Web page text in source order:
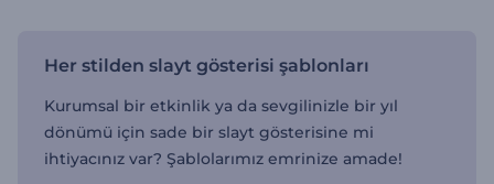
Her stilden slayt gösterisi şablonları
Kurumsal bir etkinlik ya da sevgilinizle bir yıl
dönümü için sade bir slayt gösterisine mi
ihtiyacınız var? Şablolarımız emrinize amade!